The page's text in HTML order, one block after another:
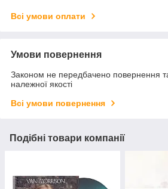
Всі умови оплати
Умови повернення
Законом не передбачено повернення
належної якості
Всі умови повернення
Подібні товари компанії